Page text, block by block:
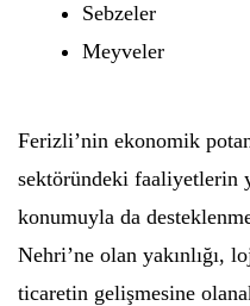
Sebzeler
Meyveler
Ferizli’nin ekonomik
sektöründeki faaliyetlerin
konumuyla da
Nehri’ne olan yakınlığı,
ticaretin gelişmesine